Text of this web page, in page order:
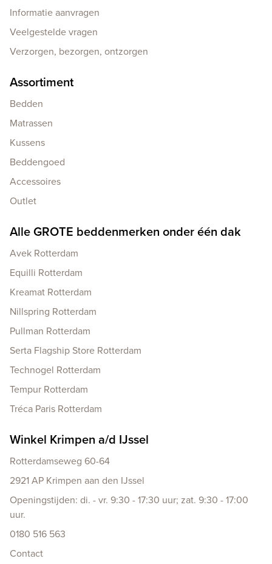
Informatie aanvragen
Veelgestelde vragen
Verzorgen, bezorgen, ontzorgen
Assortiment
Bedden
Matrassen
Kussens
Beddengoed
Accessoires
Outlet
Alle GROTE beddenmerken onder één dak
Avek Rotterdam
Equilli Rotterdam
Kreamat Rotterdam
Nillspring Rotterdam
Pullman Rotterdam
Serta Flagship Store Rotterdam
Technogel Rotterdam
Tempur Rotterdam
Tréca Paris Rotterdam
Winkel Krimpen a/d IJssel
Rotterdamseweg 60-64
2921 AP Krimpen aan den IJssel
Openingstijden: di. - vr. 9:30 - 17:30 uur; zat. 9:30 - 17:00
uur.
0180 516 563
Contact